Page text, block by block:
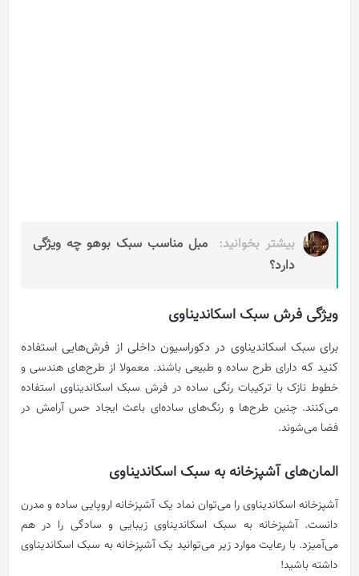
بیشتر بخوانید: مبل مناسب سبک بوهو چه ویژگی
دارد؟
ویژگی فرش سبک اسکاندیناوی
برای سبک اسکاندیناوی در دکوراسیون داخلی از فرش‌هایی استفاده
کنید که دارای طرح ساده و طبیعی باشند. معمولا از طرح‌های هندسی و
خطوط نازک با ترکیبات رنگی ساده در فرش سبک اسکاندیناوی استفاده
می‌کنند. چنین طرح‌ها و رنگ‌های ساده‌ای باعث ایجاد حس آرامش در
فضا می‌شوند.
المان‌های آشپزخانه به سبک اسکاندیناوی
آشپزخانه اسکاندیناوی را می‌توان نماد یک آشپزخانه اروپایی ساده و مدرن
دانست. آشپزخانه به سبک اسکاندیناوی زیبایی و سادگی را در هم
می‌آمیزد. با رعایت موارد زیر می‌توانید یک آشپزخانه به سبک اسکاندیناوی
داشته باشید!